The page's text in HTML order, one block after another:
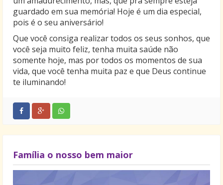
guardado em sua memória! Hoje é um dia especial,
pois é o seu aniversário!
Que você consiga realizar todos os seus sonhos, que
você seja muito feliz, tenha muita saúde não
somente hoje, mas por todos os momentos de sua
vida, que você tenha muita paz e que Deus continue
te iluminando!
Família o nosso bem maior